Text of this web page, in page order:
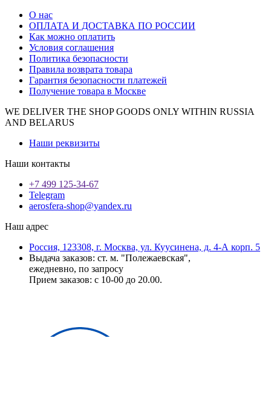
О нас
ОПЛАТА И ДОСТАВКА ПО РОССИИ
Как можно оплатить
Условия соглашения
Политика безопасности
Правила возврата товара
Гарантия безопасности платежей
Получение товара в Москве
WE DELIVER THE SHOP GOODS ONLY WITHIN RUSSIA
AND BELARUS
Наши реквизиты
Наши контакты
+7 499 125-34-67
Telegram
aerosfera-shop@yandex.ru
Наш адрес
Россия, 123308, г. Москва, ул. Куусинена, д. 4-А корп. 5
Выдача заказов: ст. м. "Полежаевская",
ежедневно, по запросу
Прием заказов: с 10-00 до 20.00.